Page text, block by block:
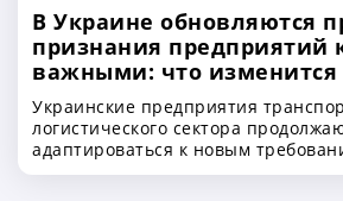
В Украине обновляются
признания предприятий
важными: что изменится
логистического бизнеса и
оформить бронирование
Украинские предприятия
логистического сектора
адаптироваться к новым
бронирования военнообязанных